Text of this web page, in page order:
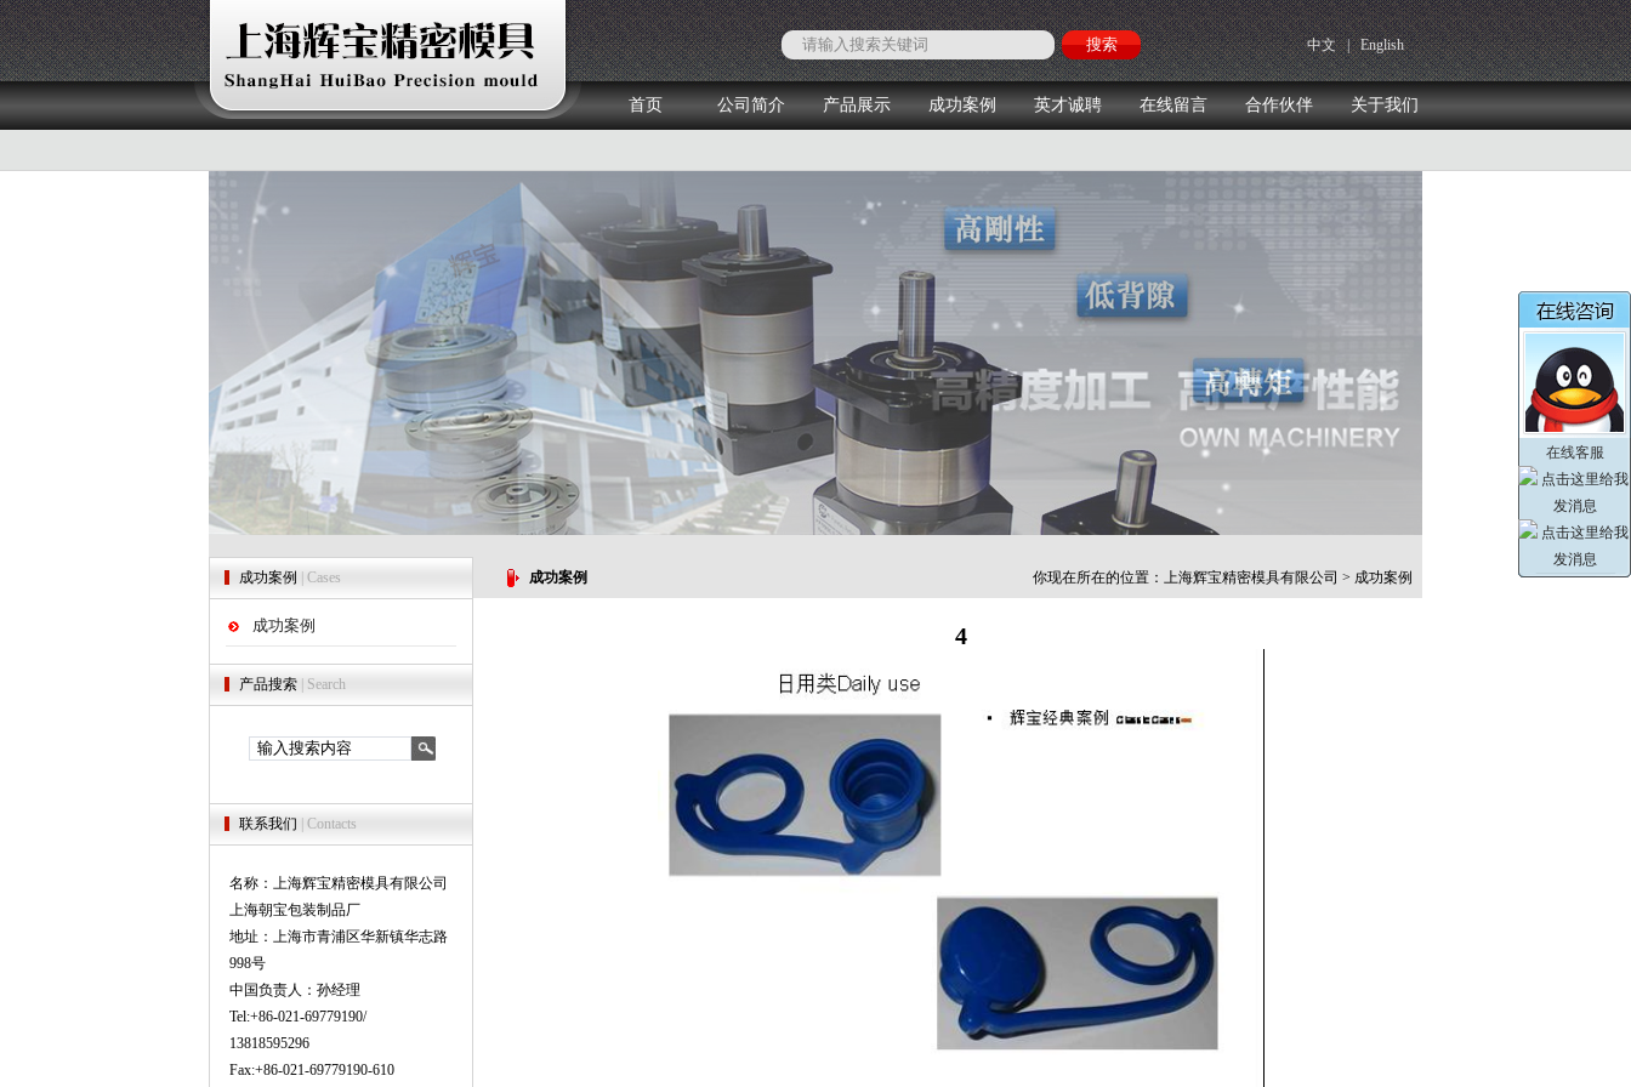
中文 | English
首页 公司简介 产品展示 成功案例 英才诚聘 在线留言 合作伙伴 关于我们
1 3
成功案例 | Cases
成功案例
产品搜索 | Search
联系我们 | Contacts
名称：上海辉宝精密模具有限公司
上海朝宝包装制品厂
地址：上海市青浦区华新镇华志路
998号
中国负责人：孙经理
Tel:+86-021-69779190/
13818595296
Fax:+86-021-69779190-610
成功案例 你现在所在的位置：上海辉宝精密模具有限公司 > 成功案例
4
在线客服